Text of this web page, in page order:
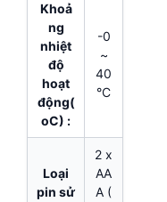
Khoả
ng
nhiệt
độ
hoạt
động(
oC) :
-0
~
40
°C
Loại
pin sử
2 x
AA
A (